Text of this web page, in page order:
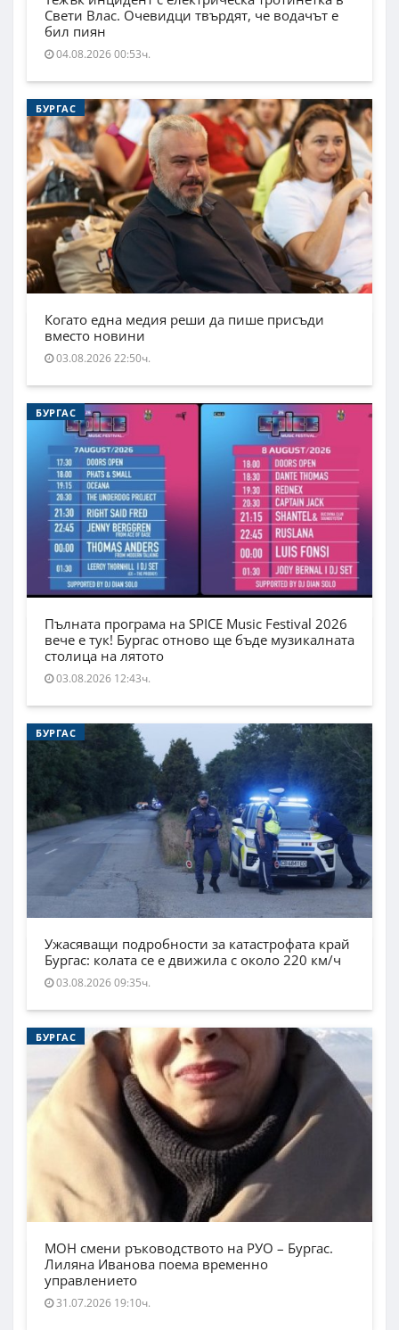
Свети Влас. Очевидци твърдят, че водачът е
бил пиян
04.08.2026 00:53ч.
БУРГАС
Когато една медия реши да пише присъди
вместо новини
03.08.2026 22:50ч.
БУРГАС
Пълната програма на SPICE Music Festival 2026
вече е тук! Бургас отново ще бъде музикалната
столица на лятото
03.08.2026 12:43ч.
БУРГАС
Ужасяващи подробности за катастрофата край
Бургас: колата се е движила с около 220 км/ч
03.08.2026 09:35ч.
БУРГАС
МОН смени ръководството на РУО – Бургас.
Лиляна Иванова поема временно
управлението
31.07.2026 19:10ч.